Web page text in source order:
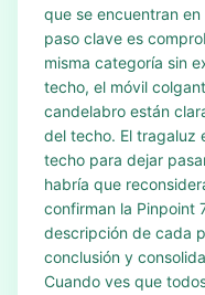
que se encuentran
paso clave es
misma categoría sin
techo, el móvil
candelabro están
del techo. El tragaluz
techo para dejar
habría que
confirman la Pinpoint
descripción de cada
conclusión y
Cuando ves que